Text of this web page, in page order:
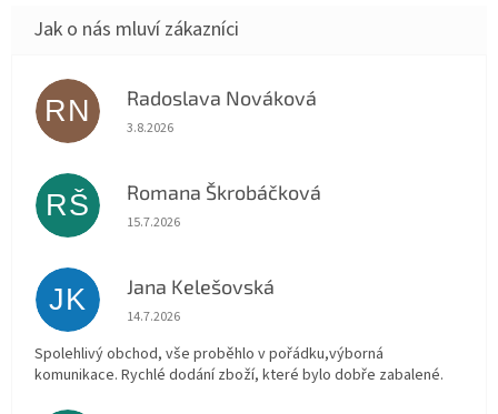
RN Radoslava Nováková
Hodnocení obchodu je 5 z 5 hvězdiček.
3.8.2026
RŠ Romana Škrobáčková
Hodnocení obchodu je 5 z 5 hvězdiček.
15.7.2026
JK Jana Kelešovská
Hodnocení obchodu je 5 z 5 hvězdiček.
14.7.2026
Spolehlivý obchod, vše proběhlo v pořádku,výborná
komunikace. Rychlé dodání zboží, které bylo dobře zabalené.